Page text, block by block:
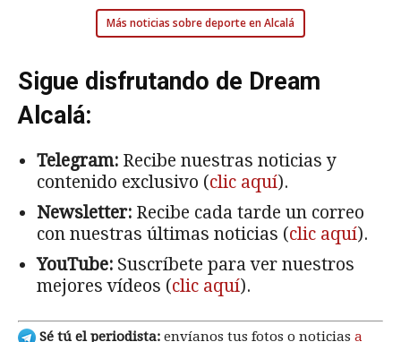
Más noticias sobre deporte en Alcalá
Sigue disfrutando de Dream
Alcalá:
Telegram: Recibe nuestras noticias y
contenido exclusivo (clic aquí).
Newsletter: Recibe cada tarde un correo
con nuestras últimas noticias (clic aquí).
YouTube: Suscríbete para ver nuestros
mejores vídeos (clic aquí).
Sé tú el periodista: envíanos tus fotos o noticias a